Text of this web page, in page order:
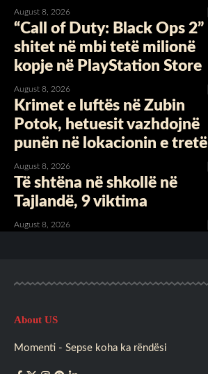
August 8, 2026
“Call of Duty: Black Ops 2”
shitet në mbi tetë milionë
kopje në PlayStation Store
August 8, 2026
Krimet e luftës në Zubin
Potok, hetuesit vazhdojnë
punën në lokacionin e tretë
August 8, 2026
Të shtëna në shkollë në
Tajlandë, 9 viktima
August 8, 2026
About US
Momenti - Sepse koha ka rëndësi